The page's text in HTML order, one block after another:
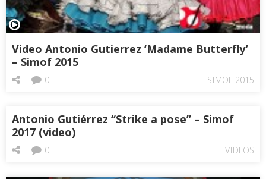
Video Antonio Gutierrez ‘Madame Butterfly’
– Simof 2015
SIMOF 2015
0
Antonio Gutiérrez “Strike a pose” – Simof
2017 (video)
VIDEOS
0